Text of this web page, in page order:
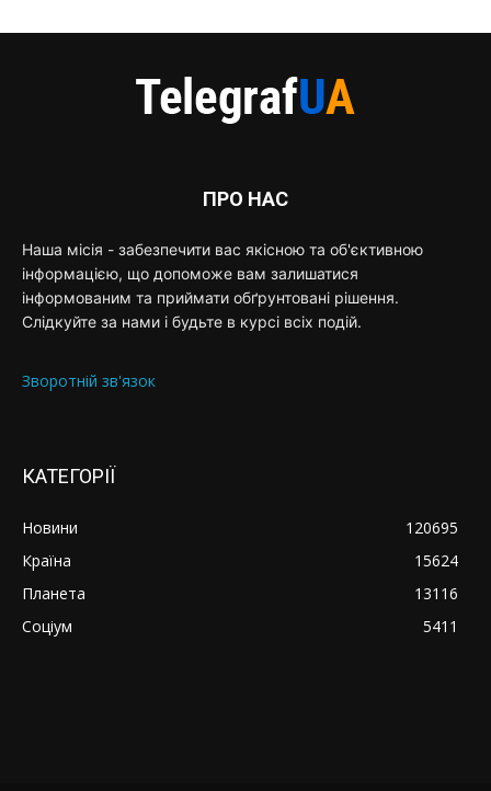
ПРО НАС
Наша місія - забезпечити вас якісною та об'єктивною
інформацією, що допоможе вам залишатися
інформованим та приймати обґрунтовані рішення.
Слідкуйте за нами і будьте в курсі всіх подій.
Зворотній зв'язок
КАТЕГОРІЇ
Новини
120695
Країна
15624
Планета
13116
Соціум
5411